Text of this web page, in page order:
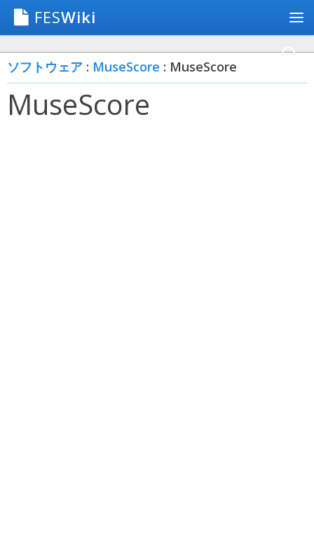
FESWiki
ソフトウェア : MuseScore : MuseScore
MuseScore